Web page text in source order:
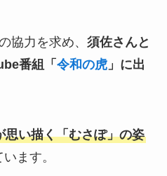
協力を求め、 須佐さんと
番組「 令和の虎」に出
思い描く「むさぽ」の姿
ます。